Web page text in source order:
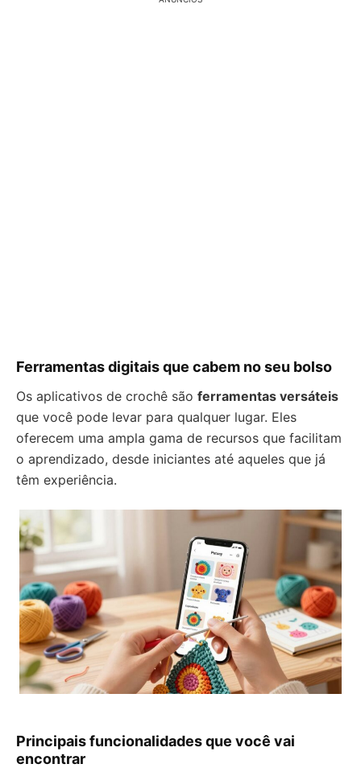
Ferramentas digitais que cabem no seu bolso
Os aplicativos de crochê são ferramentas versáteis
que você pode levar para qualquer lugar. Eles
oferecem uma ampla gama de recursos que facilitam
o aprendizado, desde iniciantes até aqueles que já
têm experiência.
Principais funcionalidades que você vai
encontrar